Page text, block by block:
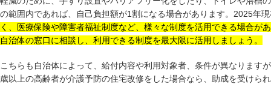
の範囲内であれば、自己負担額が1割になる場合があります。2025年
く、医療保険や障害者福祉制度など、様々な制度を活用できる場合が
自治体の窓口に相談し、利用できる制度を最大限に活用しましょう。
こちらも自治体によって、給付内容や利用対象者、条件が異なります
歳以上の高齢者が介護予防の住宅改修をした場合なら、助成を受けら